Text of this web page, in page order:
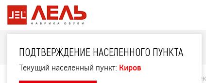
ПОДТВЕРЖДЕНИЕ НАСЕЛЕННОГО ПУНКТА
Текущий населенный пункт: Киров
ДЛЯ НЕЁ ДЛЯ НЕГО ДЛЯ ДЕТЕЙ
Обувь для девочек